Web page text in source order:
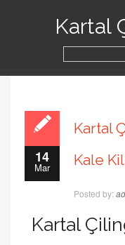
Kartal
14
Mar
Kartal
Kale
Posted by:
Kartal